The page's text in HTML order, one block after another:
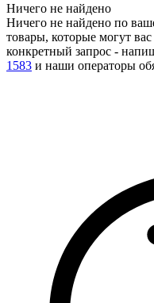
Ничего не найдено
Ничего не найдено по
товары, которые могут вас
конкретный запрос -
1583 и наши операторы